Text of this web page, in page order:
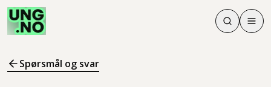
Søk
Søk
Meny
Spørsmål og svar